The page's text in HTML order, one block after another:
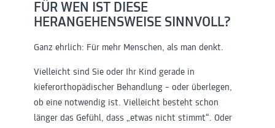
FÜR WEN IST DIESE
HERANGEHENSWEISE SINNVOLL?
Ganz ehrlich: Für mehr Menschen, als man denkt.
Vielleicht sind Sie oder Ihr Kind gerade in
kieferorthopädischer Behandlung – oder überlegen,
ob eine notwendig ist. Vielleicht besteht schon
länger das Gefühl, dass „etwas nicht stimmt“. Oder